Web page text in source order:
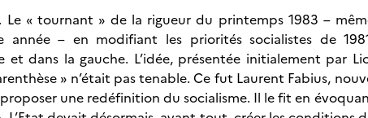
« tournant » de la rigueur du printemps 1983 –
– en modifiant les priorités socialistes de
dans la gauche. L’idée, présentée initialement par
» n’était pas tenable. Ce fut Laurent Fabius,
une redéfinition du socialisme. Il le fit en